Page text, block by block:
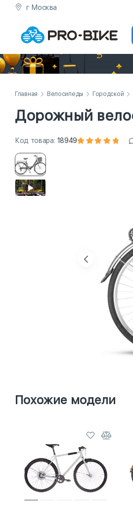
г Москва
Главная Велосипеды Городской
Дорожный
Код товара: 18949
Похожие модели